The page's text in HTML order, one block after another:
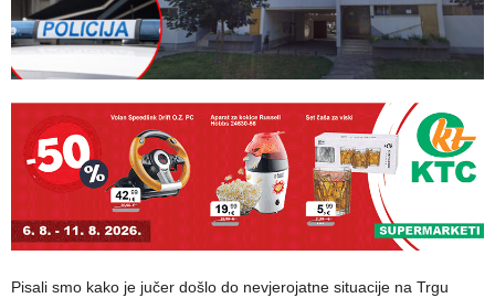
Pisali smo kako je jučer došlo do nevjerojatne situacije na Trgu